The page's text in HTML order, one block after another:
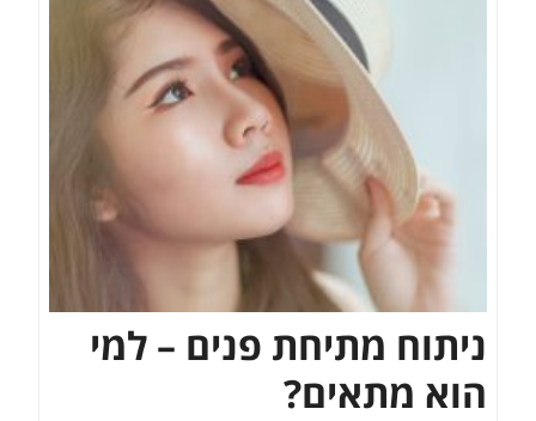
ניתוח מתיחת פנים – למי
הוא מתאים?